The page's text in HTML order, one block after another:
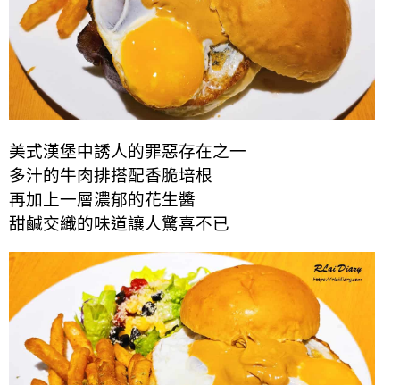
美式漢堡中誘人的罪惡存在之一
多汁的牛肉排搭配香脆培根
再加上一層濃郁的花生醬
甜鹹交織的味道讓人驚喜不已